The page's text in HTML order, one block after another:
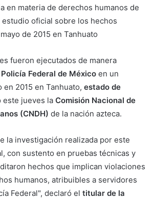
en materia de derechos humanos de
oficial sobre los hechos
de 2015 en Tanhuato
fueron ejecutados de manera
Policía Federal de México en un
2015 en Tanhuato, estado de
este jueves la Comisión Nacional de
(CNDH) de la nación azteca.
la investigación realizada por este
con sustento en pruebas técnicas y
hechos que implican violaciones
humanos, atribuibles a servidores
Federal", declaró el titular de la